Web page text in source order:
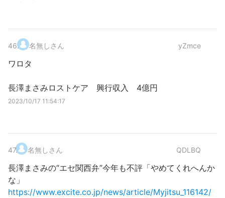
46. 名無しさん yZmce
ワロタ
長澤まさみロストケア 興行収入 4億円
2023/10/17 11:54:17
47. 名無しさん QDLBQ
長澤まさみの“エセ関西弁”今年も不評「やめてくれへんか
な」
https://www.excite.co.jp/news/article/Myjitsu_116142/